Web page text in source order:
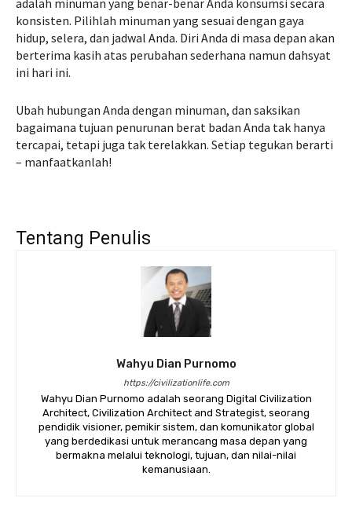
adalah minuman yang benar-benar Anda konsumsi secara
konsisten. Pilihlah minuman yang sesuai dengan gaya
hidup, selera, dan jadwal Anda. Diri Anda di masa depan akan
berterima kasih atas perubahan sederhana namun dahsyat
ini hari ini.
Ubah hubungan Anda dengan minuman, dan saksikan
bagaimana tujuan penurunan berat badan Anda tak hanya
tercapai, tetapi juga tak terelakkan. Setiap tegukan berarti
– manfaatkanlah!
Tentang Penulis
Wahyu Dian Purnomo
https://civilizationlife.com
Wahyu Dian Purnomo adalah seorang Digital Civilization
Architect, Civilization Architect and Strategist, seorang
pendidik visioner, pemikir sistem, dan komunikator global
yang berdedikasi untuk merancang masa depan yang
bermakna melalui teknologi, tujuan, dan nilai-nilai
kemanusiaan.